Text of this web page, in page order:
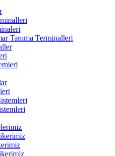
Tanıma Terminalleri